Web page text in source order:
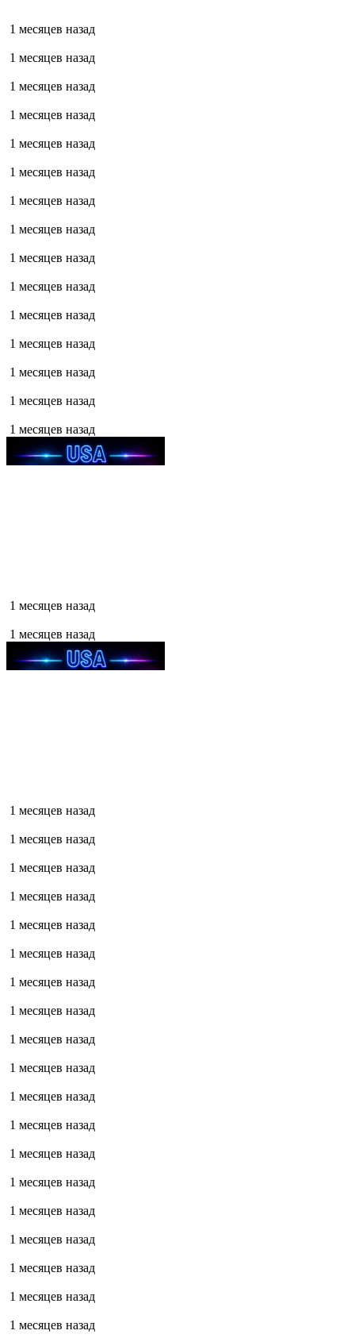
1 месяцев назад
1 месяцев назад
1 месяцев назад
1 месяцев назад
1 месяцев назад
1 месяцев назад
1 месяцев назад
1 месяцев назад
1 месяцев назад
1 месяцев назад
1 месяцев назад
1 месяцев назад
1 месяцев назад
1 месяцев назад
1 месяцев назад
1 месяцев назад
1 месяцев назад
1 месяцев назад
1 месяцев назад
1 месяцев назад
1 месяцев назад
1 месяцев назад
1 месяцев назад
1 месяцев назад
1 месяцев назад
1 месяцев назад
1 месяцев назад
1 месяцев назад
1 месяцев назад
1 месяцев назад
1 месяцев назад
1 месяцев назад
1 месяцев назад
1 месяцев назад
1 месяцев назад
1 месяцев назад